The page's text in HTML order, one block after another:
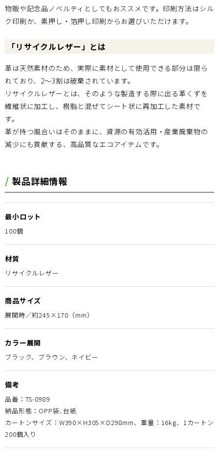
物販や記念品ノベルティとしてもおススメです。印刷方法はシル
ク印刷か、素押し・箔押し印刷からお選びいただけます。
「リサイクルレザー」とは
革は天然素材のため、実際に素材として使用できる部分は限ら
れており、2～3割は破棄されています。
リサイクルレザーとは、そのような製造する際に出る革くずを
繊維状に加工し、樹脂と混ぜてシート状に再加工した素材で
す。
革が持つ風合いはそのままに、資源の有効活用・産業廃棄物の
減少にも貢献する、高品質なエコアイテムです。
製品詳細情報
最小ロット
100個
材質
リサイクルレザー
商品サイズ
展開時／約245×170（mm）
カラー展開
ブラック、ブラウン、ネイビー
備考
品番：TS-0989
納品形態：OPP袋､台紙
カートンサイズ：W390×H305×D298mm、重量：16kg、1カートン
200個入り